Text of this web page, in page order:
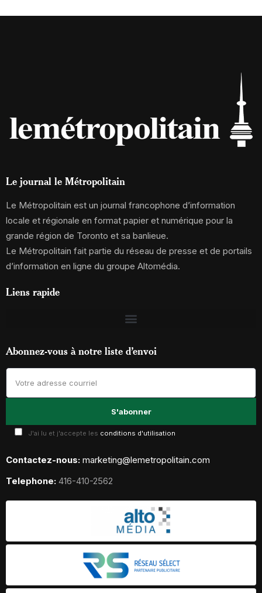
Le journal le Métropolitain
Le Métropolitain est un journal francophone d’information
locale et régionale en format papier et numérique pour la
grande région de Toronto et sa banlieue.
Le Métropolitain fait partie du réseau de presse et de portails
d’information en ligne du groupe Altomédia.
Liens rapide
Abonnez-vous à notre liste d’envoi
J'ai lu et j'accepte les conditions d'utilisation
Contactez-nous: marketing@lemetropolitain.com
Telephone: 416-410-2562